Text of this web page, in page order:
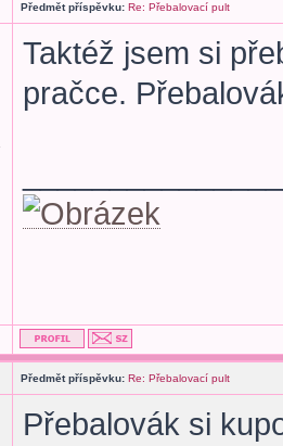
Předmět příspěvku: Re: Přebalovací pult
Taktéž jsem si
pračce.
Předmět příspěvku: Re: Přebalovací pult
Přebalovák si